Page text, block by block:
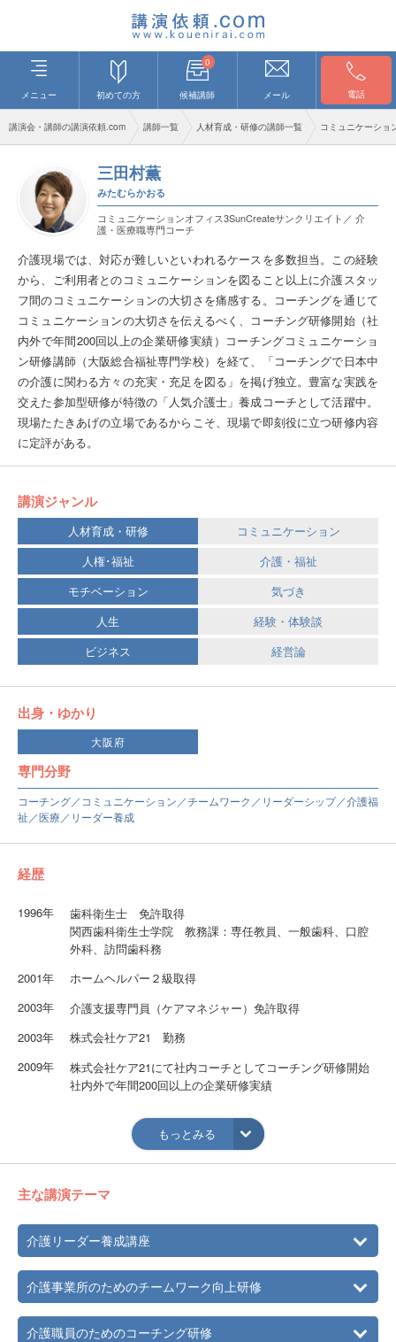
メニュー 初めての方
0
候補講師 メール 電話
講演会・講師の講演依頼.com 講師一覧 人材育成・研修の講師一覧 コミュニケーショ
三田村薫
みたむらかおる
コミュニケーションオフィス3SunCreateサンクリエイト／ 介
護・医療職専門コーチ
介護現場では、対応が難しいといわれるケースを多数担当。この経験
から、ご利用者とのコミュニケーションを図ること以上に介護スタッ
フ間のコミュニケーションの大切さを痛感する。コーチングを通じて
コミュニケーションの大切さを伝えるべく、コーチング研修開始（社
内外で年間200回以上の企業研修実績）コーチングコミュニケーショ
ン研修講師（大阪総合福祉専門学校）を経て、「コーチングで日本中
の介護に関わる方々の充実・充足を図る」を掲げ独立。豊富な実践を
交えた参加型研修が特徴の「人気介護士」養成コーチとして活躍中。
現場たたきあげの立場であるからこそ、現場で即刻役に立つ研修内容
に定評がある。
講演ジャンル
人材育成・研修
コミュニケーション
人権･福祉
介護・福祉
モチベーション
気づき
人生
経験・体験談
ビジネス
経営論
出身・ゆかり
大阪府
専門分野
コーチング／コミュニケーション／チームワーク／リーダーシップ／介護福
祉／医療／リーダー養成
経歴
1996年
歯科衛生士 免許取得
関西歯科衛生士学院 教務課：専任教員、一般歯科、口腔
外科、訪問歯科務
2001年
ホームヘルパー２級取得
2003年
介護支援専門員（ケアマネジャー）免許取得
2003年
株式会社ケア21 勤務
2009年
株式会社ケア21にて社内コーチとしてコーチング研修開始
社内外で年間200回以上の企業研修実績
コーチングで日本中の介護に関わる方々の充実・充足を図
もっとみる
主な講演テーマ
介護リーダー養成講座
介護事業所のためのチームワーク向上研修
介護職員のためのコーチング研修